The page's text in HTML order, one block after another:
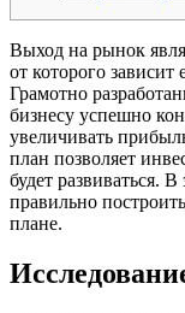
Выход на рынок
от которого зависит
Грамотно
бизнесу успешно
увеличивать
план позволяет
будет развиваться.
правильно
плане.